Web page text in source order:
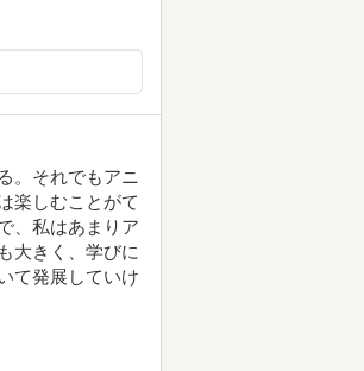
。それでもアニ
楽しむことがて
、私はあまりア
大きく、学びに
て発展していけ